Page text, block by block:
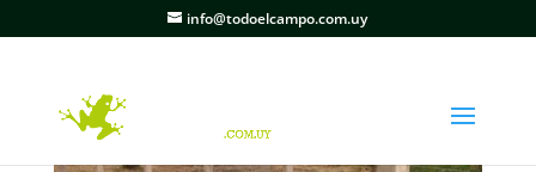
info@todoelcampo.com.uy